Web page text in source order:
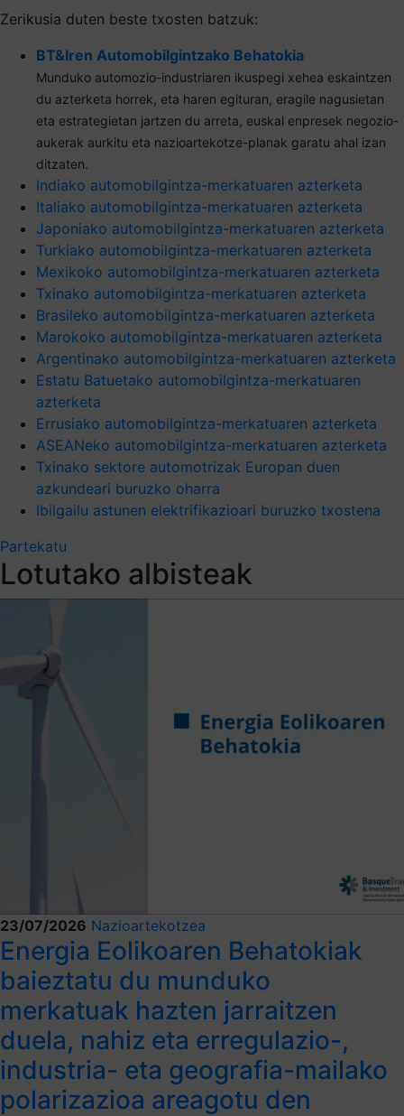
Zerikusia duten beste txosten batzuk:
BT&Iren Automobilgintzako Behatokia
Munduko automozio-industriaren ikuspegi xehea eskaintzen
du azterketa horrek, eta haren egituran, eragile nagusietan
eta estrategietan jartzen du arreta, euskal enpresek negozio-
aukerak aurkitu eta nazioartekotze-planak garatu ahal izan
ditzaten.
Indiako automobilgintza-merkatuaren azterketa
Italiako automobilgintza-merkatuaren azterketa
Japoniako automobilgintza-merkatuaren azterketa
Turkiako automobilgintza-merkatuaren azterketa
Mexikoko automobilgintza-merkatuaren azterketa
Txinako automobilgintza-merkatuaren azterketa
Brasileko automobilgintza-merkatuaren azterketa
Marokoko automobilgintza-merkatuaren azterketa
Argentinako automobilgintza-merkatuaren azterketa
Estatu Batuetako automobilgintza-merkatuaren
azterketa
Errusiako automobilgintza-merkatuaren azterketa
ASEANeko automobilgintza-merkatuaren azterketa
Txinako sektore automotrizak Europan duen
azkundeari buruzko oharra
Ibilgailu astunen elektrifikazioari buruzko txostena
Partekatu
Lotutako albisteak
23/07/2026 Nazioartekotzea
Energia Eolikoaren Behatokiak
baieztatu du munduko
merkatuak hazten jarraitzen
duela, nahiz eta erregulazio-,
industria- eta geografia-mailako
polarizazioa areagotu den